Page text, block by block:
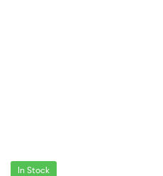
In Stock